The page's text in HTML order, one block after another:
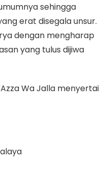
sehingga
erat disegala unsur.
dengan mengharap
yang tulus dijiwa
Wa Jalla menyertai